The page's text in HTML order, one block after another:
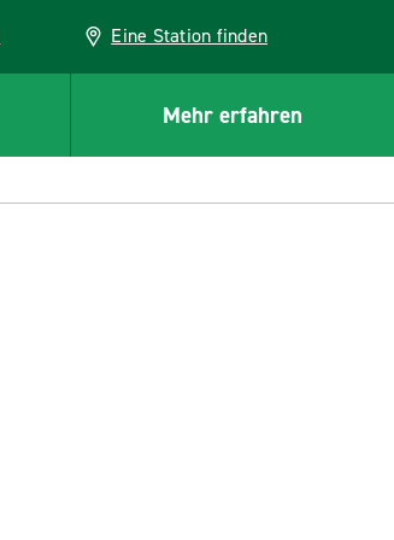
Eine Station finden
Mehr erfahren